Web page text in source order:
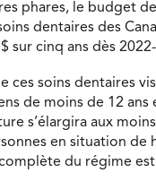
phares, le budget
dentaires des
sur cinq ans dès
ces soins dentaires
de moins de 12 ans
s’élargira aux
en situation de
du régime